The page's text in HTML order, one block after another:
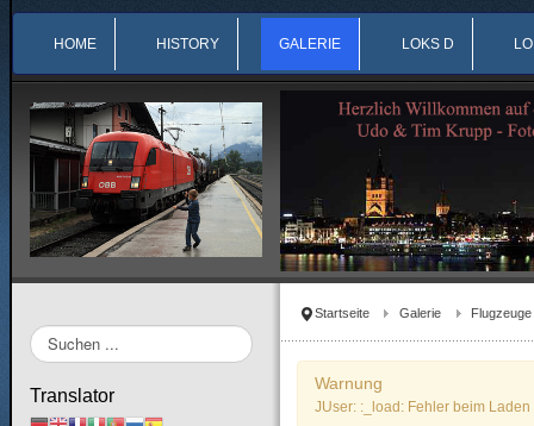
HOME HISTORY GALERIE LOKS D
Startseite Galerie Flugzeuge
Warnung
JUser: :_load: Fehler beim
Suchen
...
Translator